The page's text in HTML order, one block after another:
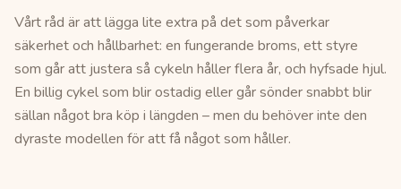
Vårt råd är att lägga lite extra på det som påverkar
säkerhet och hållbarhet: en fungerande broms, ett styre
som går att justera så cykeln håller flera år, och hyfsade hjul.
En billig cykel som blir ostadig eller går sönder snabbt blir
sällan något bra köp i längden – men du behöver inte den
dyraste modellen för att få något som håller.